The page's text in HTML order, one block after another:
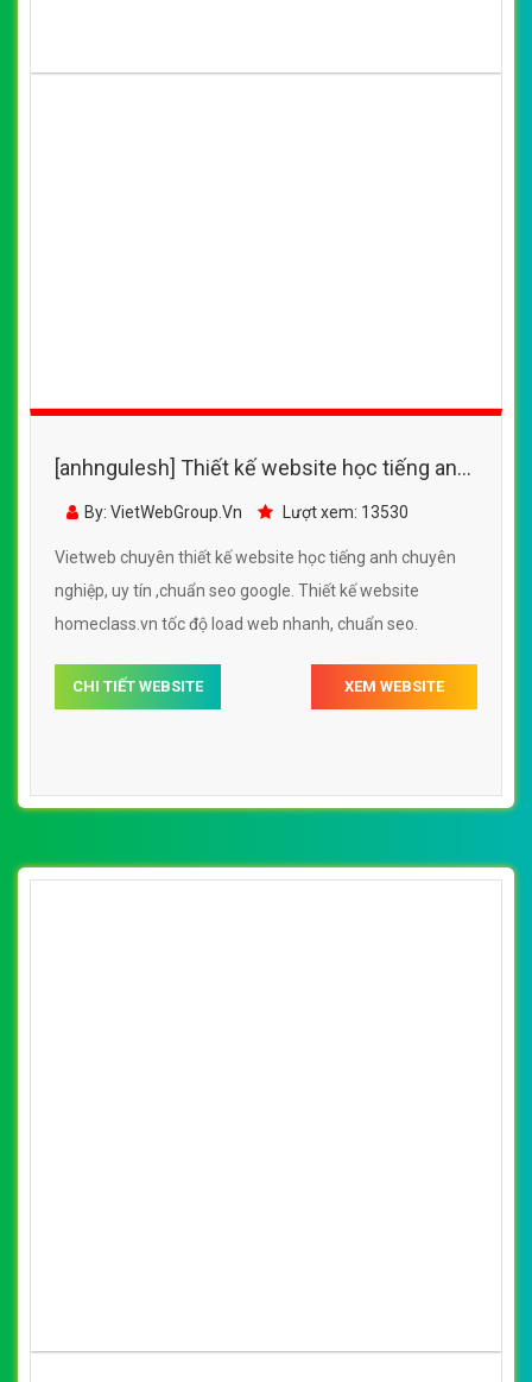
[anhngulesh] Thiết kế website học tiếng anh
- homeclass.vn đẹp SEO nhanh hiệu quả
By: VietWebGroup.Vn Lượt xem: 13530
Vietweb chuyên thiết kế website học tiếng anh chuyên
nghiệp, uy tín ,chuẩn seo google. Thiết kế website
homeclass.vn tốc độ load web nhanh, chuẩn seo.
CHI TIẾT WEBSITE XEM WEBSITE